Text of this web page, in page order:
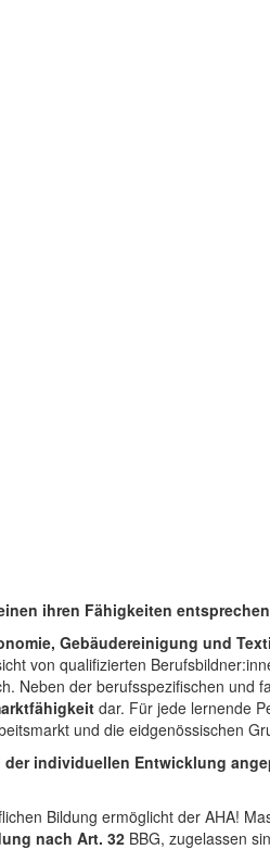
ihren Fähigkeiten
Gebäudereinigung und
von qualifizierten
Neben der berufsspezifischen und
dar. Für jede lernende
und die eidgenössischen
der individuellen Entwicklung
Bildung ermöglicht der AHA!
nach Art. 32 BBG, zugelassen